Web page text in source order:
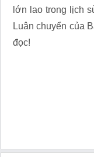
lớn lao trong lịch
Luân chuyển của
đọc!